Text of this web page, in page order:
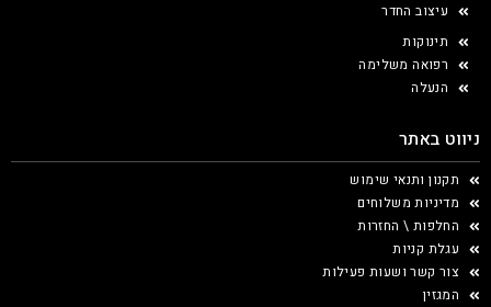
עיצוב החדר
תינוקות
רפואה משלימה
הנעלה
ניווט באתר
תקנון ותנאי שימוש
מדיניות משלוחים
החלפות \ החזרות
עגלת קניות
צור קשר ושעות פעילות
המגזין